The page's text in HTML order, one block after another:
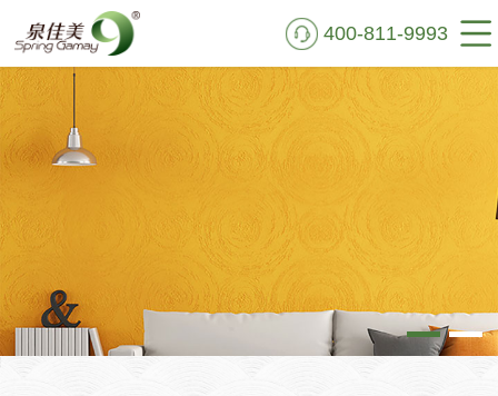
400-811-9993
首页
走进泉佳美
艺术肌理
实景VR
施工案例